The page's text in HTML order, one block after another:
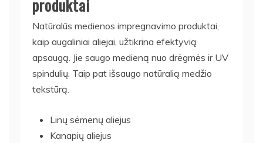
produktai
Natūralūs medienos impregnavimo produktai,
kaip augaliniai aliejai, užtikrina efektyvią
apsaugą. Jie saugo medieną nuo drėgmės ir UV
spindulių. Taip pat išsaugo natūralią medžio
tekstūrą.
Linų sėmenų aliejus
Kanapių aliejus